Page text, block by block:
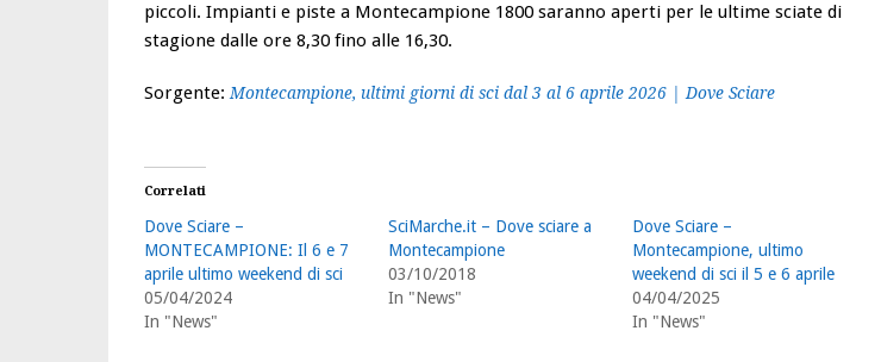
piccoli. Impianti e piste a Montecampione 1800 saranno aperti per le ultime sciate di
stagione dalle ore 8,30 fino alle 16,30.
Sorgente:Montecampione, ultimi giorni di sci dal 3 al 6 aprile 2026 | Dove Sciare
Correlati
Dove Sciare –
MONTECAMPIONE: Il 6 e 7
aprile ultimo weekend di sci
05/04/2024
In "News"
SciMarche.it – Dove sciare a
Montecampione
03/10/2018
In "News"
Dove Sciare –
Montecampione, ultimo
weekend di sci il 5 e 6 aprile
04/04/2025
In "News"